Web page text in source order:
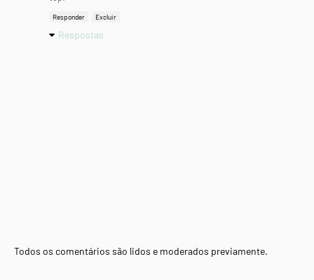
Responder Excluir
Respostas
Todos os comentários são lidos e moderados previamente.